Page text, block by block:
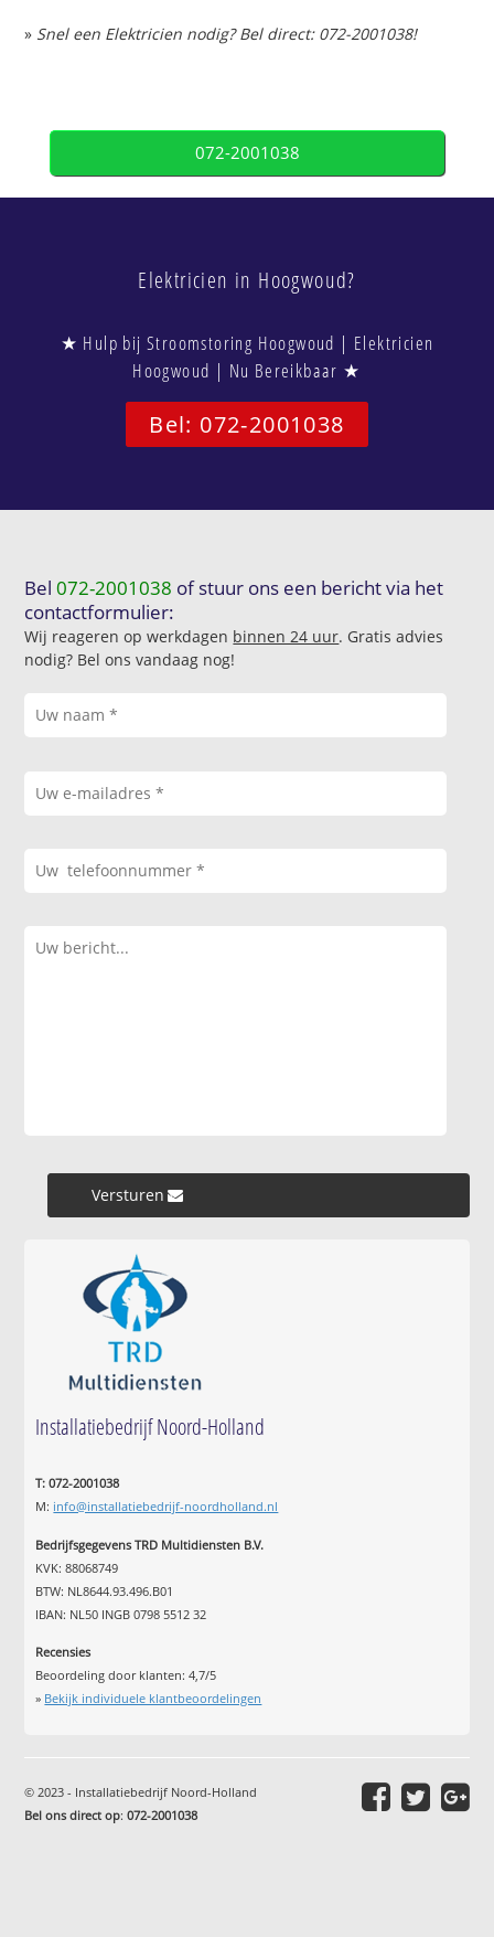
» Snel een Elektricien nodig? Bel direct: 072-2001038!
072-2001038
Elektricien in Hoogwoud?
★ Hulp bij Stroomstoring Hoogwoud | Elektricien
Hoogwoud | Nu Bereikbaar ★
Bel: 072-2001038
Bel072-2001038 of stuur ons een bericht via het
contactformulier:
Wij reageren op werkdagen binnen 24 uur. Gratis advies
nodig? Bel ons vandaag nog!
Versturen »
Installatiebedrijf Noord-Holland
T: 072-2001038
M: info@installatiebedrijf-noordholland.nl
Bedrijfsgegevens TRD Multidiensten B.V.
KVK: 88068749
BTW: NL8644.93.496.B01
IBAN: NL50 INGB 0798 5512 32
Recensies
Beoordeling door klanten:4,7/5
» Bekijk individuele klantbeoordelingen
© 2023 - Installatiebedrijf Noord-Holland
Bel ons direct op:072-2001038